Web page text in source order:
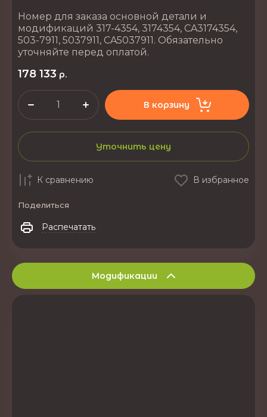
Номер для заказа основной детали и
модификаций 317-4354, 3174354, CA3174354,
503-7911, 5037911, CA5037911. Обязательно
уточняйте перед оплатой.
178 133 р.
В корзину
Уточнить цену
К сравнению В избранное
Поделиться
Распечатать
Модификации